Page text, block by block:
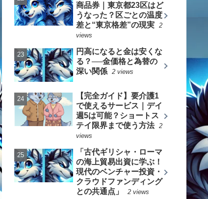
商品券｜東京都23区はど
うなった？区ごとの温度
差と“東京格差”の現実 2
views
円高になると金は安くな
る？──金価格と為替の
深い関係 2 views
【完全ガイド】要介護1
で使えるサービス｜デイ
週5は可能？ショートス
テイ限界まで使う方法 2
views
「古代ギリシャ・ローマ
の海上貿易出資に学ぶ！
現代のベンチャー投資・
クラウドファンディング
との共通点」
2 views